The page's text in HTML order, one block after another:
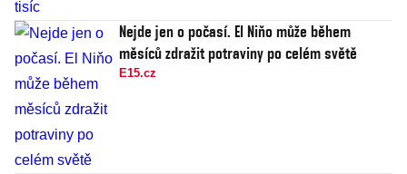
Nejde jen o počasí. El Niňo může během
měsíců zdražit potraviny po celém světě
E15.cz